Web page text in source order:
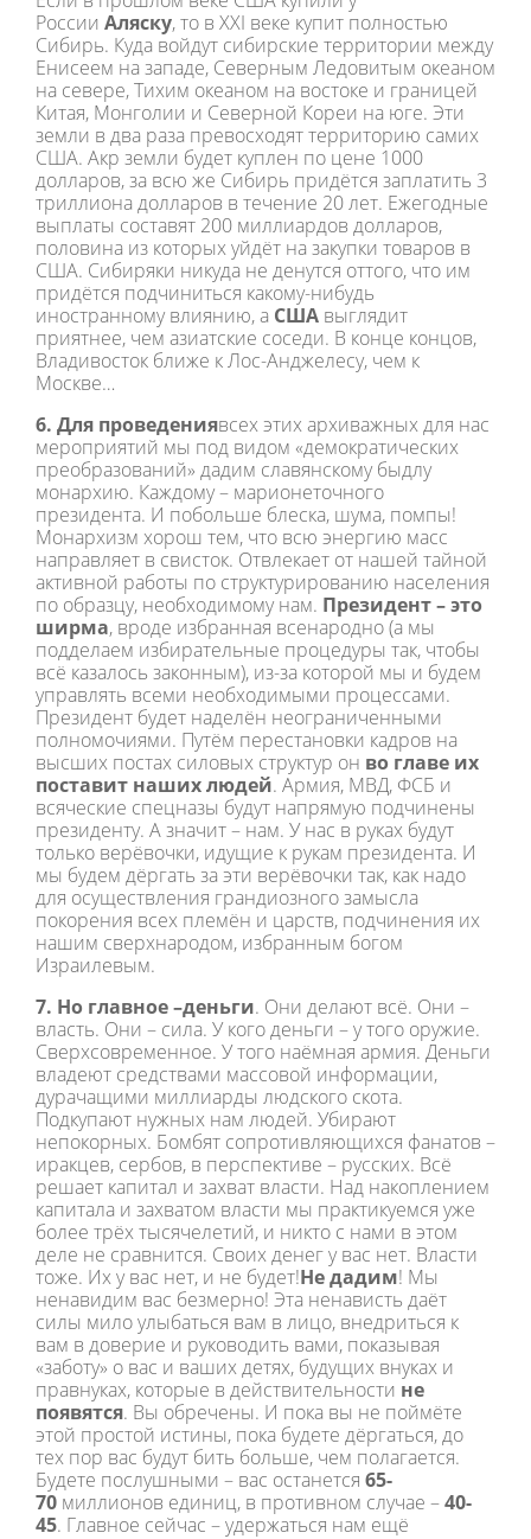
России Аляску, то в XXI веке купит полностью
Сибирь. Куда войдут сибирские территории между
Енисеем на западе, Северным Ледовитым океаном
на севере, Тихим океаном на востоке и границей
Китая, Монголии и Северной Кореи на юге. Эти
земли в два раза превосходят территорию самих
США. Акр земли будет куплен по цене 1000
долларов, за всю же Сибирь придётся заплатить 3
триллиона долларов в течение 20 лет. Ежегодные
выплаты составят 200 миллиардов долларов,
половина из которых уйдёт на закупки товаров в
США. Сибиряки никуда не денутся оттого, что им
придётся подчиниться какому-нибудь
иностранному влиянию, а США выглядит
приятнее, чем азиатские соседи. В конце концов,
Владивосток ближе к Лос-Анджелесу, чем к
Москве…
6. Для проведениявсех этих архиважных для нас
мероприятий мы под видом «демократических
преобразований» дадим славянскому быдлу
монархию. Каждому – марионеточного
президента. И побольше блеска, шума, помпы!
Монархизм хорош тем, что всю энергию масс
направляет в свисток. Отвлекает от нашей тайной
активной работы по структурированию населения
по образцу, необходимому нам. Президент – это
ширма, вроде избранная всенародно (а мы
подделаем избирательные процедуры так, чтобы
всё казалось законным), из-за которой мы и будем
управлять всеми необходимыми процессами.
Президент будет наделён неограниченными
полномочиями. Путём перестановки кадров на
высших постах силовых структур он во главе их
поставит наших людей. Армия, МВД, ФСБ и
всяческие спецназы будут напрямую подчинены
президенту. А значит – нам. У нас в руках будут
только верёвочки, идущие к рукам президента. И
мы будем дёргать за эти верёвочки так, как надо
для осуществления грандиозного замысла
покорения всех племён и царств, подчинения их
нашим сверхнародом, избранным богом
Израилевым.
7. Но главное –деньги. Они делают всё. Они –
власть. Они – сила. У кого деньги – у того оружие.
Сверхсовременное. У того наёмная армия. Деньги
владеют средствами массовой информации,
дурачащими миллиарды людского скота.
Подкупают нужных нам людей. Убирают
непокорных. Бомбят сопротивляющихся фанатов –
иракцев, сербов, в перспективе – русских. Всё
решает капитал и захват власти. Над накоплением
капитала и захватом власти мы практикуемся уже
более трёх тысячелетий, и никто с нами в этом
деле не сравнится. Своих денег у вас нет. Власти
тоже. Их у вас нет, и не будет!Не дадим! Мы
ненавидим вас безмерно! Эта ненависть даёт
силы мило улыбаться вам в лицо, внедриться к
вам в доверие и руководить вами, показывая
«заботу» о вас и ваших детях, будущих внуках и
правнуках, которые в действительности не
появятся. Вы обречены. И пока вы не поймёте
этой простой истины, пока будете дёргаться, до
тех пор вас будут бить больше, чем полагается.
Будете послушными – вас останется 65-
70 миллионов единиц, в противном случае –40-
45. Главное сейчас – удержаться нам ещё